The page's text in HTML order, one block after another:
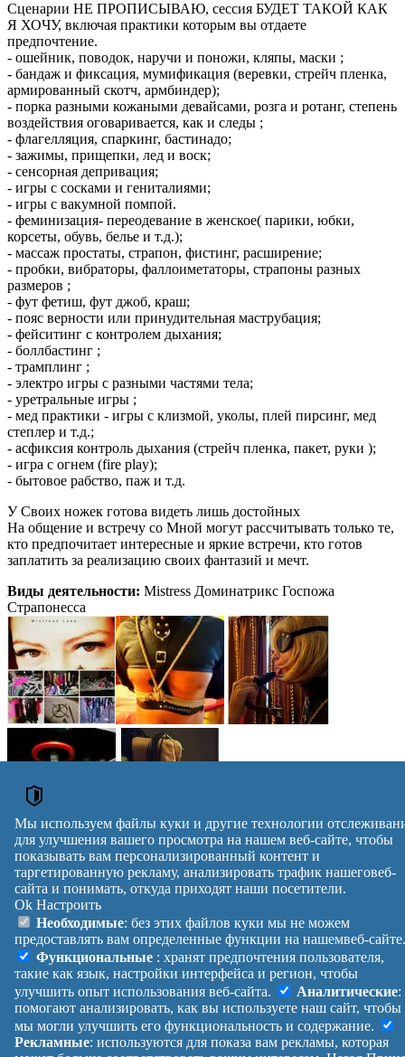
Сценарии НЕ ПРОПИСЫВАЮ, сессия БУДЕТ ТАКОЙ КАК
Я ХОЧУ, включая практики которым вы отдаете
предпочтение.
- ошейник, поводок, наручи и поножи, кляпы, маски ;
- бандаж и фиксация, мумификация (веревки, стрейч пленка,
армированный скотч, армбиндер);
- поркa разными кожаными девайсами, розга и ротанг, cтепень
воздействия оговаривается, как и следы ;
- флагелляция, спаркинг, бастинадо;
- зажимы, прищепки, лед и воск;
- сенсорная депривация;
- игры с сосками и гениталиями;
- игры с вакумной помпой.
- феминизация- переодевание в женское( парики, юбки,
корсеты, обувь, белье и т.д.);
- массаж простаты, страпон, фистинг, расширение;
- пробки, вибраторы, фаллоиметаторы, страпоны разных
размеров ;
- фут фетиш, фут джоб, краш;
- пояс верности или принудительная маструбация;
- фейситинг с контролем дыхания;
- боллбастинг ;
- трамплинг ;
- электро игры с разными частями тела;
- уретральные игры ;
- мед практики - игры с клизмой, уколы, плей пирсинг, мед
степлер и т.д.;
- асфиксия контроль дыхания (стрейч пленка, пакет, руки );
- игра с огнем (fire play);
- бытовое рабство, паж и т.д.
У Cвоих ножек готова видеть лишь достойных
На общение и встречу со Мной могут рассчитывать только те,
кто предпочитает интересные и яркие встречи, кто готов
заплатить за реализацию своих фантазий и мечт.
Виды деятельности: Mistress Доминатрикс Госпожа
Страпонесса
ОБЪЯВЛЕНИЯ
Ношені трусики
Ношеные трусики ношені трусики для тебя
Ношеные трусики ношені трусики
Ношеные трусики ношені трусики для тебя
Объявления →
reklama
Правила
Платные
услуги
Политика
конфиденциальности
Манифест
О проекте
Обратная
связь
Украина
Вход|
Мы используем файлы куки и другие технологии
для улучшения вашего просмотра на нашем веб-сайте, чтобы
показывать вам персонализированный контент и
таргетированную рекламу, анализировать трафик нашеговеб-
сайта и понимать, откуда приходят наши посетители.
Ok Настроить
Необходимые: без этих файлов куки мы не можем
предоставлять вам определенные функции на нашемвеб-сайте.
Функциональные : хранят предпочтения пользователя,
такие как язык, настройки интерфейса и регион, чтобы
улучшить опыт использования веб-сайта.
Аналитические:
помогают анализировать, как вы используете наш сайт, чтобы
мы могли улучшить его функциональность и содержание.
Рекламные: используются для показа вам рекламы, которая